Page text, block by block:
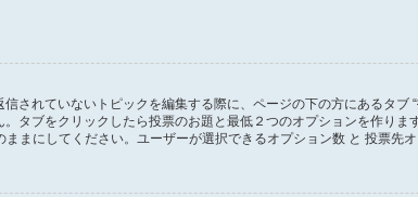
されていないトピックを編集する際に、ページの下の方にあるタ
タブをクリックしたら投票のお題と最低２つのオプションを作り
まにしてください。ユーザーが選択できるオプション数 と 投票先